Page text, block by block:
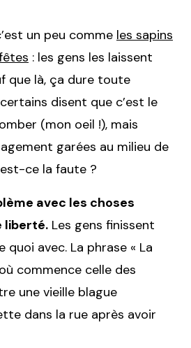
un peu comme les sapins
: les gens les laissent
que là, ça dure toute
certains disent que c’est le
(mon oeil !), mais
garées au milieu de
ce la faute ?
avec les choses
liberté. Les gens finissent
quoi avec. La phrase « La
commence celle des
une vieille blague
dans la rue après avoir